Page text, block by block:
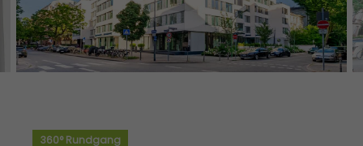
360° Rundgang